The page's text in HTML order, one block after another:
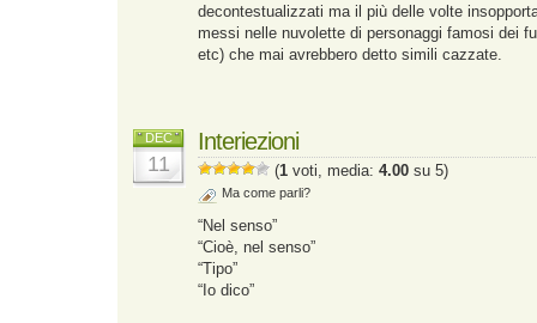
decontestualizzati ma il più delle volte
messi nelle nuvolette di personaggi famosi dei
etc) che mai avrebbero detto simili cazzate.
DEC
11
Interiezioni
(1 voti, media: 4.00 su 5)
Ma come parli?
“Nel senso”
“Cioè, nel senso”
“Tipo”
“Io dico”